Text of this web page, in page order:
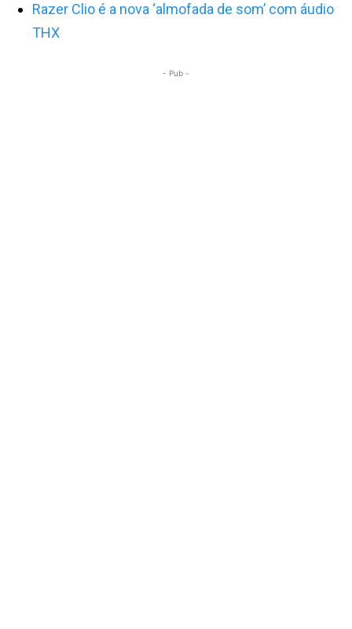
Razer Clio é a nova ‘almofada de som’ com áudio
THX
- Pub -